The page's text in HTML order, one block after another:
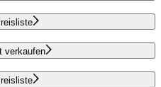
verkaufen